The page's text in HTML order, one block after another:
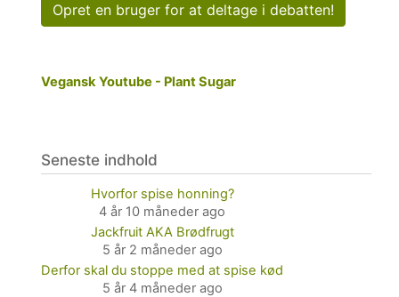
Opret en bruger for at deltage i debatten!
Vegansk Youtube - Plant Sugar
Seneste indhold
Hvorfor spise honning?
4 år 10 måneder ago
Jackfruit AKA Brødfrugt
5 år 2 måneder ago
Derfor skal du stoppe med at spise kød
5 år 4 måneder ago